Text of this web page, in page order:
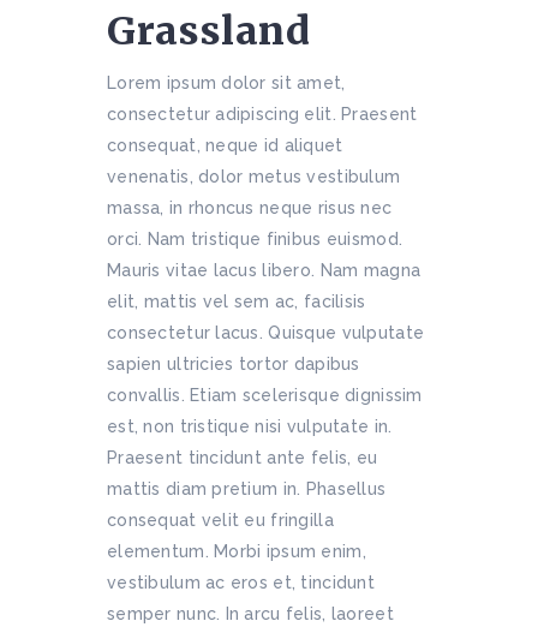
Grassland
Lorem ipsum dolor sit amet,
consectetur adipiscing elit. Praesent
consequat, neque id aliquet
venenatis, dolor metus vestibulum
massa, in rhoncus neque risus nec
orci. Nam tristique finibus euismod.
Mauris vitae lacus libero. Nam magna
elit, mattis vel sem ac, facilisis
consectetur lacus. Quisque vulputate
sapien ultricies tortor dapibus
convallis. Etiam scelerisque dignissim
est, non tristique nisi vulputate in.
Praesent tincidunt ante felis, eu
mattis diam pretium in. Phasellus
consequat velit eu fringilla
elementum. Morbi ipsum enim,
vestibulum ac eros et, tincidunt
semper nunc. In arcu felis, laoreet